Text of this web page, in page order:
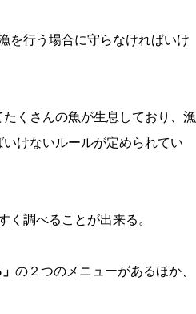
を行う場合に守らなければいけ
くさんの魚が生息しており、漁
けないルールが定められてい
調べることが出来る。
の２つのメニューがあるほか、